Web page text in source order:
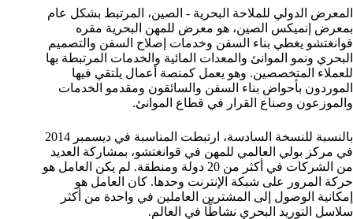
المعرض الدولي للملاحة البحرية - الصين، المرتبط بشكل عام
بمعرض إنميكس الصين، هو معرض للمهن البحرية مقره
قوانغتشو يغطي بناء السفن وخدمات إصلاح السفن والتصميم
البحري ونمو الموانئ والمعدات المائية والخدمات المرتبطة بها
للعملاء المتخصصين. وهو يعمل كمنصة أعمال يلتقي فيها
الموردون بأحواض بناء السفن والسائقون ومقدمو الخدمات
والموزعون وصناع القرار في قطاع الموانئ.
بالنسبة للنسخة السادسة، ارتبطت المناسبة في ديسمبر 2014
في مركز بولي العالمي للمهن في قوانغتشو، بمشاركة العديد
من الشركات في أكثر من 20 دولة ومنطقة. لم يكن العامل هو
حركة المرور على شبكة الإنترنت وحدها. كان العامل هو
إمكانية الوصول إلى المشترين العاملين في واحدة من أكثر
سلاسل التوريد البحري نشاطًا في العالم.